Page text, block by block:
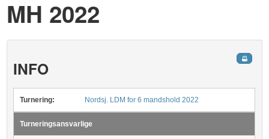
MH 2022
INFO
Turnering: Nordsj. LDM for 6 mandshold 2022
Turneringsansvarlige